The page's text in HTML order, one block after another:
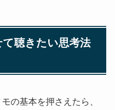
聴きたい思考法
の基本を押さえたら、